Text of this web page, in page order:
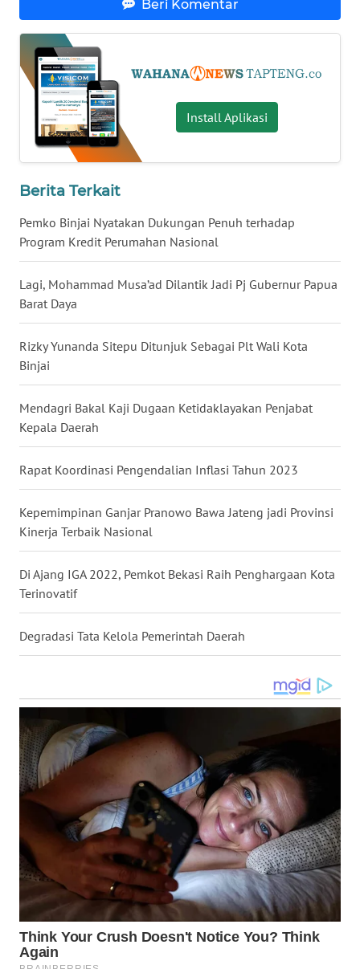
Beri Komentar
Install Aplikasi
Berita Terkait
Pemko Binjai Nyatakan Dukungan Penuh terhadap
Program Kredit Perumahan Nasional
Lagi, Mohammad Musa’ad Dilantik Jadi Pj Gubernur Papua
Barat Daya
Rizky Yunanda Sitepu Ditunjuk Sebagai Plt Wali Kota
Binjai
Mendagri Bakal Kaji Dugaan Ketidaklayakan Penjabat
Kepala Daerah
Rapat Koordinasi Pengendalian Inflasi Tahun 2023
Kepemimpinan Ganjar Pranowo Bawa Jateng jadi Provinsi
Kinerja Terbaik Nasional
Di Ajang IGA 2022, Pemkot Bekasi Raih Penghargaan Kota
Terinovatif
Degradasi Tata Kelola Pemerintah Daerah
WN
KALTARA
WN
KALSEL
SULSEL
GORONTALO
SULUT
MALUKU
WN
MALUT
WN
DAIRI
WN
DANAU
WN
WN
LANGKAT
WN
TAPANULI
SELATAN
WN
TANJUNG
LESUNG
WN
KARO